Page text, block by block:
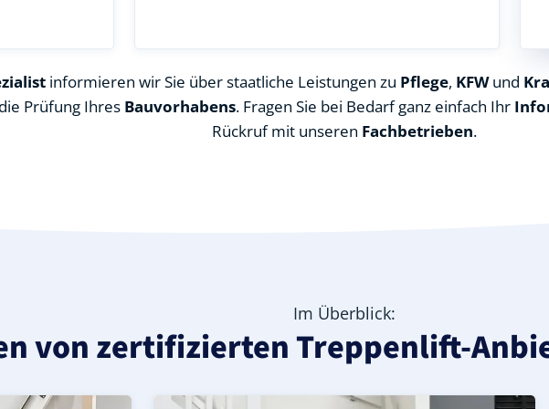
informieren wir Sie über staatliche Leistungen zu Pflege, KFWund
Prüfung Ihres Bauvorhabens. Fragen Sie bei Bedarf ganz einfach Ihr
Rückruf mit unseren Fachbetrieben.
Im Überblick:
von zertifizierten Treppenlift-